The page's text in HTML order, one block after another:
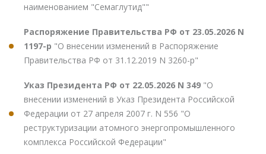
наименованием "Семаглутид""
Распоряжение Правительства РФ от 23.05.2026 N
1197-р "О внесении изменений в Распоряжение
Правительства РФ от 31.12.2019 N 3260-р"
Указ Президента РФ от 22.05.2026 N 349 "О
внесении изменений в Указ Президента Российской
Федерации от 27 апреля 2007 г. N 556 "О
реструктуризации атомного энергопромышленного
комплекса Российской Федерации"